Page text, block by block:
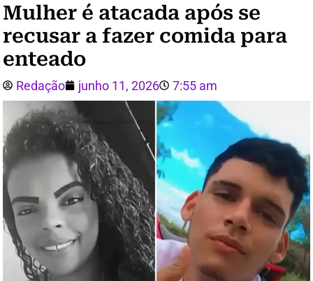
Mulher é atacada após se
recusar a fazer comida para
enteado
Redação junho 11, 2026 7:55 am